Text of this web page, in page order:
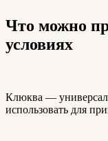
Что можно
условиях
Клюква —
использовать для